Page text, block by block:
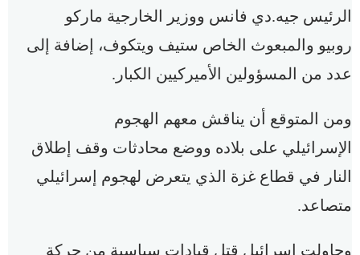
الرئيس جيه.دي فانس ووزير الخارجية ماركو
روبيو والمبعوث الخاص ستيف ويتكوف، إضافة إلى
عدد من المسؤولين الأميركيين الكبار.
ومن المتوقع أن يناقش معهم الهجوم
الإسرائيلي على بلاده ووضع محادثات وقف إطلاق
النار في قطاع غزة الذي يتعرض لهجوم إسرائيلي
متصاعد.
وحاولت إسرائيل قتل قيادات سياسية من حركة